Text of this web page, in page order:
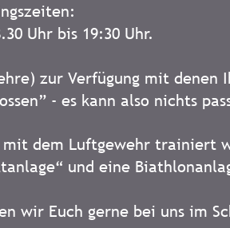
Uhr bis 19:30 Uhr.
zur Verfügung mit denen
- es kann also nichts
mit dem Luftgewehr trainiert
und eine
wir Euch gerne bei uns im